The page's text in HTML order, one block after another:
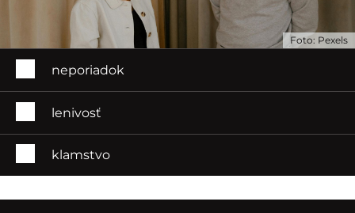
Foto: Pexels
neporiadok
lenivosť
klamstvo